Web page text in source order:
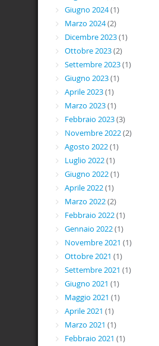
Giugno 2024(1)
Marzo 2024(2)
Dicembre 2023(1)
Ottobre 2023(2)
Settembre 2023(1)
Giugno 2023(1)
Aprile 2023(1)
Marzo 2023(1)
Febbraio 2023(3)
Novembre 2022(2)
Agosto 2022(1)
Luglio 2022(1)
Giugno 2022(1)
Aprile 2022(1)
Marzo 2022(2)
Febbraio 2022(1)
Gennaio 2022(1)
Novembre 2021 (1)
Ottobre 2021 (1)
Settembre 2021 (1)
Giugno 2021 (1)
Maggio 2021 (1)
Aprile 2021 (1)
Marzo 2021 (1)
Febbraio 2021 (1)